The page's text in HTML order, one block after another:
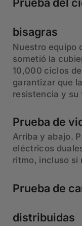
Prueba del
bisagras
Nuestro equipo
sometió la
10,000 ciclos
garantizar que
resistencia y su
Prueba de
Arriba y abajo.
eléctricos
ritmo, incluso si
Prueba de
distribuidas